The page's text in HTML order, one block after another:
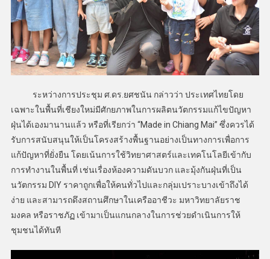
ระหว่างการประชุม ศ.ดร.ยศชนัน กล่าวว่า ประเทศไทยโดย
เฉพาะในพื้นที่เชียงใหม่มีศักยภาพในการผลิตนวัตกรรมแก้ไขปัญหา
ฝุ่นได้เองมานานแล้ว หรือที่เรียกว่า “Made in Chiang Mai” ซึ่งควรได้
รับการสนับสนุนให้เป็นโครงสร้างพื้นฐานอย่างเป็นทางการเพื่อการ
แก้ปัญหาที่ยั่งยืน โดยเน้นการใช้วิทยาศาสตร์และเทคโนโลยีเข้ากับ
การทำงานในพื้นที่ เช่นเรื่องห้องความดันบวก และมุ้งกันฝุ่นที่เป็น
นวัตกรรม DIY ราคาถูกเพื่อให้คนทั่วไปและกลุ่มเปราะบางเข้าถึงได้
ง่าย และสามารถดึงสถานศึกษาในเครืออาชีวะ มหาวิทยาลัยราช
มงคล หรือราชภัฏ เข้ามาเป็นแกนกลางในการช่วยดำเนินการให้
ชุมชนได้ทันที